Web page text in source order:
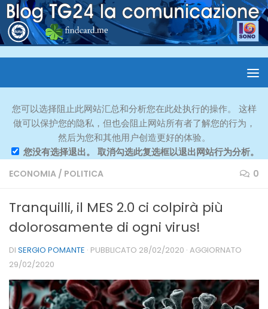
您可以选择阻止此网站汇总和分析您在此处执行的操作。 这样
做可以保护您的隐私，但也会阻止网站所有者了解您的行为，
然后为您和其他用户创造更好的体验。
您没有选择退出。 取消勾选此复选框以退出网站行为分析。
ECONOMIA / POLITICA 0
Tranquilli, il MES 2.0 ci colpirà più
dolorosamente di ogni virus!
DI SERGIO POMANTE · PUBBLICATO 28/02/2020 · AGGIORNATO
29/02/2020